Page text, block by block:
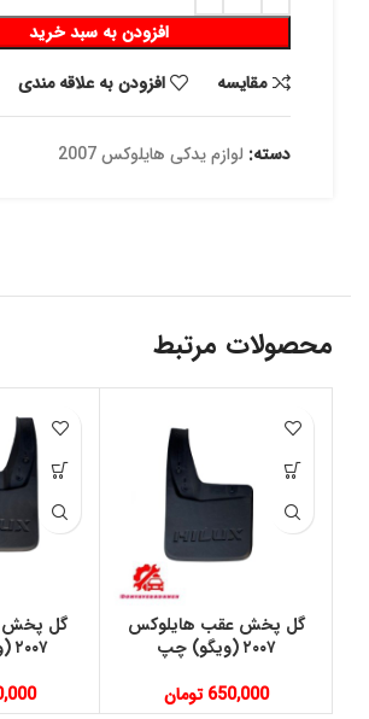
افزودن به سبد خرید
مقايسه
افزودن به علاقه مندی
دسته: لوازم یدکی هایلوکس 2007
محصولات مرتبط
گل پخش عقب هايلوكس
٢٠٠٧ (ويگو) چپ
650,000 تومان
گل پخش
٢٠٠٧ (ويگو) راست